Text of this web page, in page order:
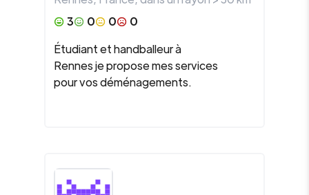
3
0 0
0
Étudiant et handballeur à
Rennes je propose mes services
pour vos déménagements.